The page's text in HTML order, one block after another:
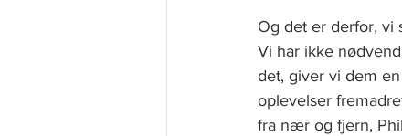
Og det er derfor, vi
Vi har ikke
det, giver vi dem
oplevelser
fra nær og fjern,